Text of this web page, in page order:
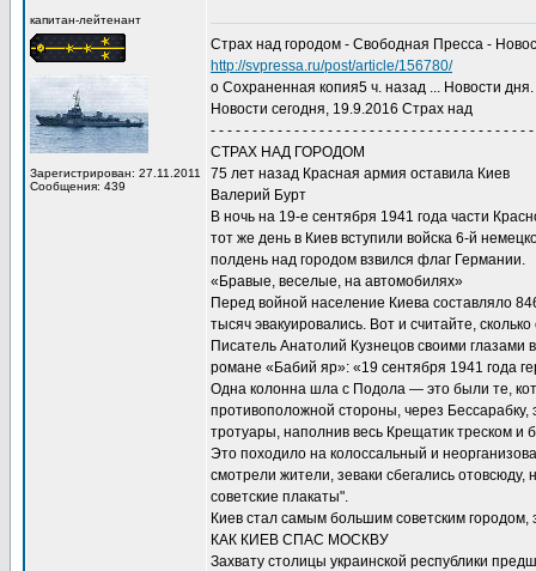
капитан-лейтенант
Зарегистрирован: 27.11.2011
Сообщения: 439
Страх над городом - Свободная Пресса -
http://svpressa.ru/post/article/156780/
o Сохраненная копия5 ч. назад ... Новости
Новости сегодня, 19.9.2016 Страх над
- - - - - - - - - - - - - - - - - - - - - - - - - - - - - - - - - - - - - -
СТРАХ НАД ГОРОДОМ
75 лет назад Красная армия оставила Киев
Валерий Бурт
В ночь на 19-е сентября 1941 года части
тот же день в Киев вступили войска 6-й
полдень над городом взвился флаг Германии.
«Бравые, веселые, на автомобилях»
Перед войной население Киева составляло
тысяч эвакуировались. Вот и считайте,
Писатель Анатолий Кузнецов своими
романе «Бабий яр»: «19 сентября 1941 года
Одна колонна шла с Подола — это были те,
противоположной стороны, через
тротуары, наполнив весь Крещатик треском
Это походило на колоссальный и
смотрели жители, зеваки сбегались
советские плакаты".
Киев стал самым большим советским
КАК КИЕВ СПАС МОСКВУ
Захвату столицы украинской республики